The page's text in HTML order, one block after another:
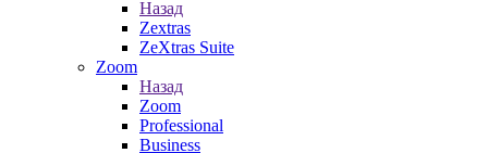
Назад
Zextras
ZeXtras Suite
Zoom
Назад
Zoom
Professional
Business